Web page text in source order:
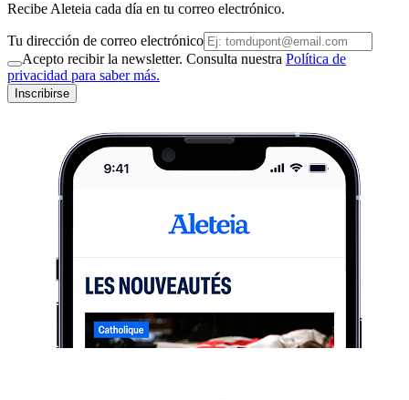
Recibe Aleteia cada día en tu correo electrónico.
Tu dirección de correo electrónico
Acepto recibir la newsletter. Consulta nuestra Política de
privacidad para saber más.
Inscribirse